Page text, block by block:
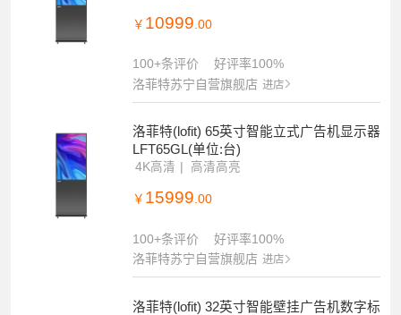
￥ 10999 .00
100+条评价
好评率100%
洛菲特苏宁自营旗舰店 进店
洛菲特(lofit) 65英寸智能立式广告机显示器
LFT65GL(单位:台)
4K高清 高清高亮
￥ 15999.00
100+条评价
好评率100%
洛菲特苏宁自营旗舰店 进店
洛菲特(lofit) 32英寸智能壁挂广告机数字标